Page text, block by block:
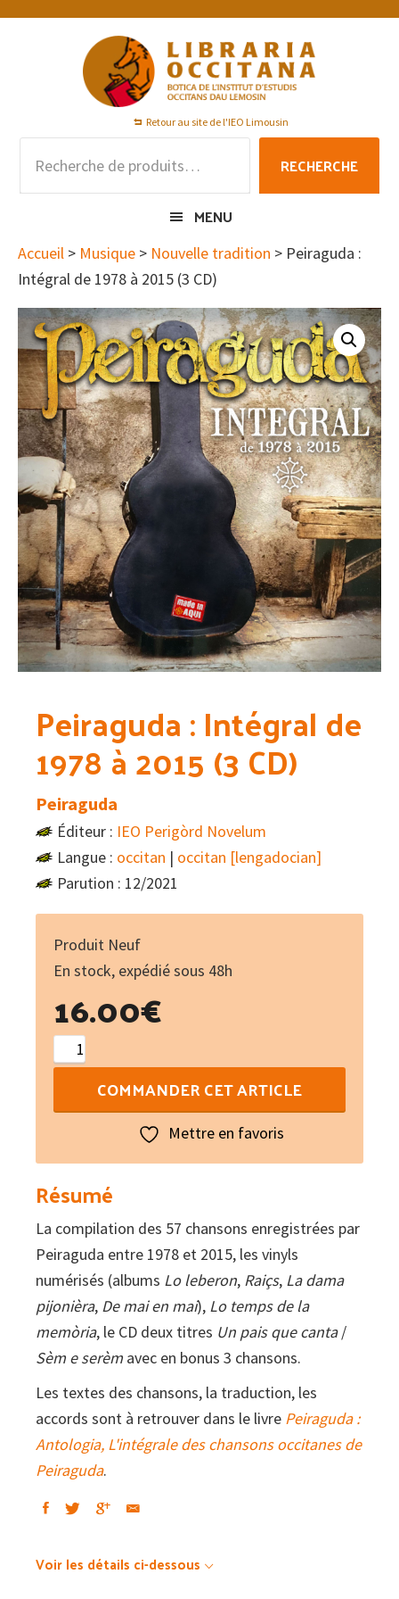
Passer
Passer
Passer
Retour au site de l'IEO Limousin
pour :
RECHERCHE
MENU
Accueil > Musique > Nouvelle tradition > Peiraguda :
Intégral de 1978 à 2015 (3 CD)
Peiraguda : Intégral de
1978 à 2015 (3 CD)
Peiraguda
Éditeur : IEO Perigòrd Novelum
Langue : occitan | occitan [lengadocian]
Parution : 12/2021
Produit Neuf
En stock, expédié sous 48h
16.00€
quantité
de
Peiraguda
1978
à
2015
(3
CD)
COMMANDER CET ARTICLE
Mettre en favoris
Résumé
La compilation des 57 chansons enregistrées par
Peiraguda entre 1978 et 2015, les vinyls
numérisés (albums Lo leberon, Raiçs, La dama
pijonièra, De mai en mai), Lo temps de la
memòria, le CD deux titres Un pais que canta/
Sèm e serèm avec en bonus 3 chansons.
Les textes des chansons, la traduction, les
accords sont à retrouver dans le livre Peiraguda :
Antologia, L'intégrale des chansons occitanes de
Peiraguda.
Voir les détails ci-dessous